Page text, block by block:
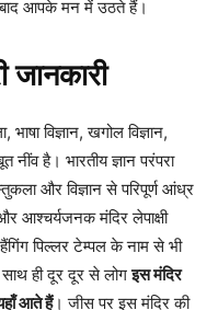
बाद आपके मन में उठते हैं।
जानकारी
भाषा विज्ञान, खगोल विज्ञान,
है। भारतीय ज्ञान परंपरा
और विज्ञान से परिपूर्ण आंध्र
आश्चर्यजनक मंदिर लेपाक्षी
पिल्लर टेम्पल के नाम से भी
साथ ही दूर दूर से लोगइस मंदिर
आते हैं। जीस पर इस मंदिर की